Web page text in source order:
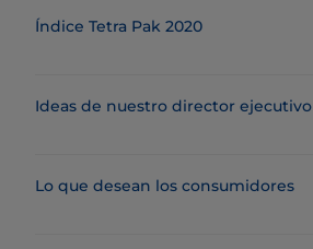
Índice Tetra Pak 2020
Ideas de nuestro director ejecutivo
Lo que desean los consumidores